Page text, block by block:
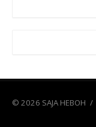
© 2026 SAJA HEBOH /